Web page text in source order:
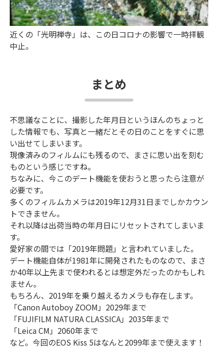
近くの「光明禅寺」は、この日コロナの影響で一時拝観
中止。
まとめ
不思議なことに、撮影した年月日というほんのちょっと
した情報でも、写真と一緒だとその日のことをすぐに思
い出せてしまいます。
現像済みのフィルムにも残るので、まさに思い出を刻む
ものという感じですね。
ちなみに、今このデート機能を使おうと思ったら注意が
必要です。
多くのフィルムカメラは2019年12月31日までしかカウン
トできません。
それ以降は出荷当時の年月日にリセットされてしまいま
す。
愛好家の間では「2019年問題」と言われていました。
デート機能自体が1981年に開発されたものなので、まさ
か40年以上先まで使われるとは想定外だったのかもしれ
ません。
もちろん、2019年を乗り越えるカメラも存在します。
「Canon Autoboy ZOOM」2029年まで
「FUJIFILM NATURA CLASSICA」2035年まで
「Leica CM」2060年まで
など。今回のEOS Kiss 5はなんと2099年まで使えます！